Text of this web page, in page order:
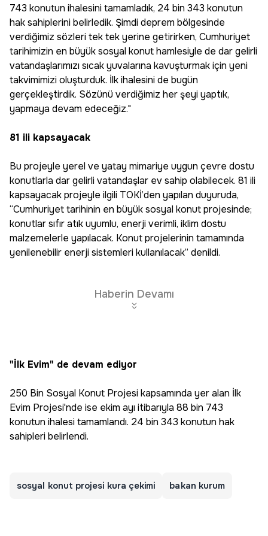
743 konutun ihalesini tamamladık, 24 bin 343 konutun
hak sahiplerini belirledik. Şimdi deprem bölgesinde
verdiğimiz sözleri tek tek yerine getirirken, Cumhuriyet
tarihimizin en büyük sosyal konut hamlesiyle de dar gelirli
vatandaşlarımızı sıcak yuvalarına kavuşturmak için yeni
takvimimizi oluşturduk. İlk ihalesini de bugün
gerçekleştirdik. Sözünü verdiğimiz her şeyi yaptık,
yapmaya devam edeceğiz."
81 ili kapsayacak
Bu projeyle yerel ve yatay mimariye uygun çevre dostu
konutlarla dar gelirli vatandaşlar ev sahip olabilecek. 81 ili
kapsayacak projeyle ilgili TOKİ’den yapılan duyuruda,
“Cumhuriyet tarihinin en büyük sosyal konut projesinde;
konutlar sıfır atık uyumlu, enerji verimli, iklim dostu
malzemelerle yapılacak. Konut projelerinin tamamında
yenilenebilir enerji sistemleri kullanılacak” denildi.
Haberin Devamı
"İlk Evim" de devam ediyor
250 Bin Sosyal Konut Projesi kapsamında yer alan İlk
Evim Projesi'nde ise ekim ayı itibarıyla 88 bin 743
konutun ihalesi tamamlandı. 24 bin 343 konutun hak
sahipleri belirlendi.
sosyal konut projesi kura çekimi bakan kurum